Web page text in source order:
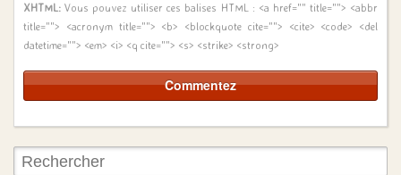
XHTML: Vous pouvez utiliser ces balises HTML : <a href="" title=""> <abbr
title=""> <acronym title=""> <b> <blockquote cite=""> <cite> <code> <del
datetime=""> <em> <i> <q cite=""> <s> <strike> <strong>
Rechercher: